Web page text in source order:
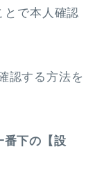
とで本人確認
認する方法を
番下の【設